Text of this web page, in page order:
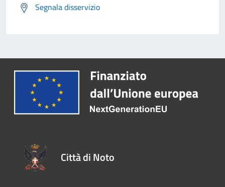
Segnala disservizio
Città di Noto